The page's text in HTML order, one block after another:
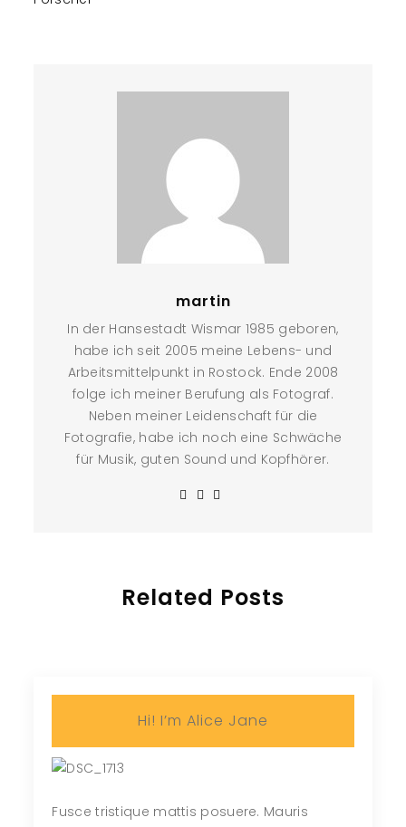
martin
In der Hansestadt Wismar 1985 geboren,
habe ich seit 2005 meine Lebens- und
Arbeitsmittelpunkt in Rostock. Ende 2008
folge ich meiner Berufung als Fotograf.
Neben meiner Leidenschaft für die
Fotografie, habe ich noch eine Schwäche
für Musik, guten Sound und Kopfhörer.
Related Posts
Hi! I’m Alice Jane
Fusce tristique mattis posuere. Mauris